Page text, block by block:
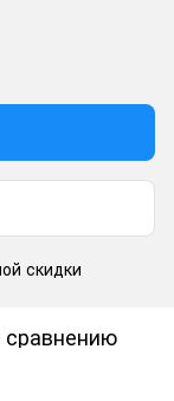
скидки
сравнению